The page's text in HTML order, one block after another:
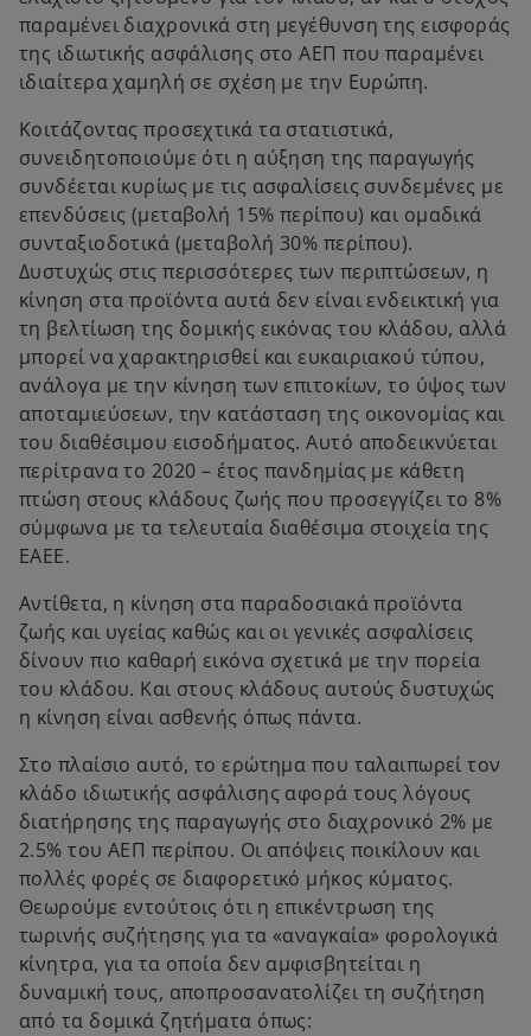
παραμένει διαχρονικά στη μεγέθυνση της εισφοράς
της ιδιωτικής ασφάλισης στο ΑΕΠ που παραμένει
ιδιαίτερα χαμηλή σε σχέση με την Ευρώπη.
Κοιτάζοντας προσεχτικά τα στατιστικά,
συνειδητοποιούμε ότι η αύξηση της παραγωγής
συνδέεται κυρίως με τις ασφαλίσεις συνδεμένες με
επενδύσεις (μεταβολή 15% περίπου) και ομαδικά
συνταξιοδοτικά (μεταβολή 30% περίπου).
Δυστυχώς στις περισσότερες των περιπτώσεων, η
κίνηση στα προϊόντα αυτά δεν είναι ενδεικτική για
τη βελτίωση της δομικής εικόνας του κλάδου, αλλά
μπορεί να χαρακτηρισθεί και ευκαιριακού τύπου,
ανάλογα με την κίνηση των επιτοκίων, το ύψος των
αποταμιεύσεων, την κατάσταση της οικονομίας και
του διαθέσιμου εισοδήματος. Αυτό αποδεικνύεται
περίτρανα το 2020 – έτος πανδημίας με κάθετη
πτώση στους κλάδους ζωής που προσεγγίζει το 8%
σύμφωνα με τα τελευταία διαθέσιμα στοιχεία της
ΕΑΕΕ.
Αντίθετα, η κίνηση στα παραδοσιακά προϊόντα
ζωής και υγείας καθώς και οι γενικές ασφαλίσεις
δίνουν πιο καθαρή εικόνα σχετικά με την πορεία
του κλάδου. Και στους κλάδους αυτούς δυστυχώς
η κίνηση είναι ασθενής όπως πάντα.
Στο πλαίσιο αυτό, το ερώτημα που ταλαιπωρεί τον
κλάδο ιδιωτικής ασφάλισης αφορά τους λόγους
διατήρησης της παραγωγής στο διαχρονικό 2% με
2.5% του ΑΕΠ περίπου. Οι απόψεις ποικίλουν και
πολλές φορές σε διαφορετικό μήκος κύματος.
Θεωρούμε εντούτοις ότι η επικέντρωση της
τωρινής συζήτησης για τα «αναγκαία» φορολογικά
κίνητρα, για τα οποία δεν αμφισβητείται η
δυναμική τους, αποπροσανατολίζει τη συζήτηση
από τα δομικά ζητήματα όπως: